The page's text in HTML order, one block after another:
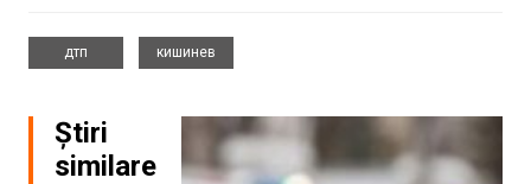
дтп
кишинев
Știri
similare